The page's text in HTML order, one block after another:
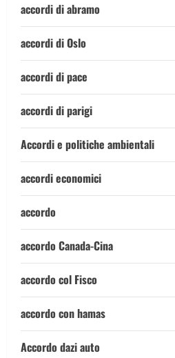
accordi di abramo
accordi di Oslo
accordi di pace
accordi di parigi
Accordi e politiche ambientali
accordi economici
accordo
accordo Canada-Cina
accordo col Fisco
accordo con hamas
Accordo dazi auto